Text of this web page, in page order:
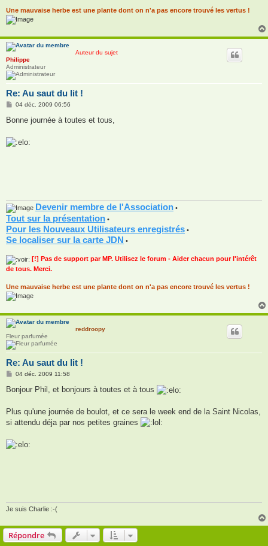
Une mauvaise herbe est une plante dont on n'a pas encore trouvé les vertus !
Auteur du sujet
Philippe
Administrateur
Re: Au saut du lit !
M
s
g
e
04 déc. 2009 06:56
Bonne journée à toutes et tous,
Devenir membre de l'Association •
Tout sur la présentation •
Pour les Nouveaux Utilisateurs enregistrés •
Se localiser sur la carte JDN •
[!] Pas de support par MP. Utilisez le forum - Aider chacun pour l'intérêt
de tous. Merci.
Une mauvaise herbe est une plante dont on n'a pas encore trouvé les vertus !
reddroopy
Fleur parfumée
Re: Au saut du lit !
M
s
g
e
04 déc. 2009 11:58
Bonjour Phil, et bonjours à toutes et à tous
Plus qu'une journée de boulot, et ce sera le week end de la Saint Nicolas,
si attendu déja par nos petites graines
Je suis Charlie :-(
Répondre